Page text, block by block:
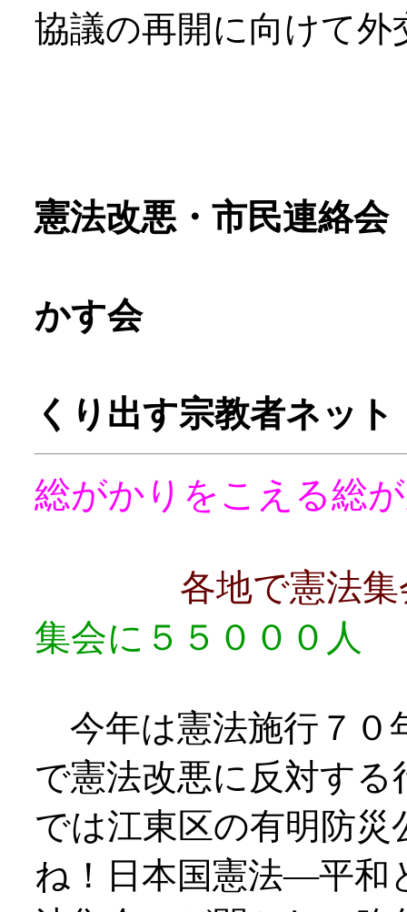
協議の再開に向けて
憲法改悪・市民連絡会
かす会
くり出す宗教者ネット
総がかりをこえる総
各地で憲法
集会に５５０００人
今年は憲法施行７０
で憲法改悪に反対す
では江東区の有明防
ね！日本国憲法―平和